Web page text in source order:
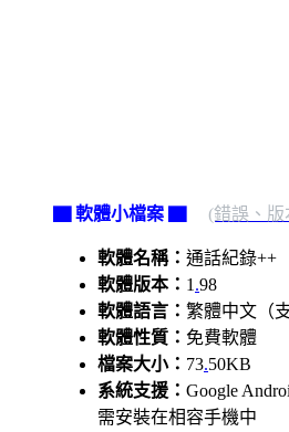
▇ 軟體小檔案 ▇ (錯誤、
軟體名稱： 通話紀錄++
軟體版本： 1 .98
軟體語言： 繁體中文（
軟體性質： 免費軟體
檔案大小： 73.50KB
系統支援： Google
需安裝在相容手機中